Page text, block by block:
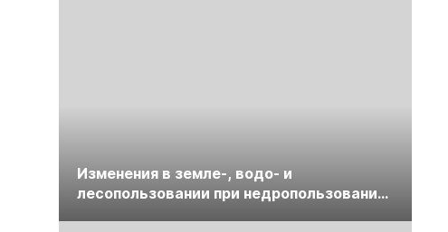
Изменения в земле-, водо- и
лесопользовании при недропользовании